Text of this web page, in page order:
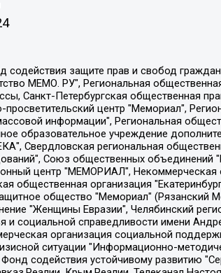
издания https://mnews.world/, Компания "Stichting Bellingcat", зарегистрированная в Нидерландах (дата регистрации 11.07.2018), Захаров Андрей Вячеславович, Клепиковская Екатерина Дмитриевна, Общество с ограниченной ответственностью "МЕМО", Перл Роман Александрович, Симонов Евгений Алексеевич, Соловьева Елена Анатольевна, Сотников Даниил Владимирович, Сурначева Елизавета Дмитриевна, Автономная некоммерческая организация по защите прав человека и информированию населения "Якутия – Наше Мнение", Общество с ограниченной ответственностью "Москоу диджитал медиа", с 26.01.2023 Общество с ограниченной ответственностью "Чайка Белые сады", Ветошкина Валерия Валерьевна, Заговора Максим Александрович, Межрегиональное общественное движение "Российская ЛГБТ - сеть", Оленичев Максим Владимирович, Павлов Иван Юрьевич, Скворцова Елена Сергеевна, Общество с ограниченной ответственностью "Как бы инагент", Кочетков Игорь Викторович, Общество с ограниченной ответственностью "Честные выборы", Еланчик Олег Александрович, Общество с ограниченной ответственностью "Нобелевский призыв", Гималова Регина Эмилевна, Григорьев Андрей Валерьевич, Григорьева Алина Александровна, Ассоциация по содействию защите прав призывников, альтернативнослужащих и военнослужащих "Правозащитная группа "Гражданин.Армия.Право", Хисамова Регина Фаритовна, Автономная некоммерческая организация по реализации социально-правовых программ "Лилит", Дальневосточное общественное движение "Маяк", Санкт-Петербургская ЛГБТ-инициативная группа "Выход", Инициативная группа ЛГБТ+ "Реверс", Алексеев Андрей Викторович, Бекбулатова Таисия Львовна, Беляев Иван Михайлович, Владыкина Елена Сергеевна, Гельман Марат Александрович, Никульшина Вероника Юрьевна, Толоконникова Надежда Андреевна, Шендерович Виктор Анатольевич, Общество с ограниченной ответственностью "Данное сообщение", Общество с ограниченной ответственностью Издательский дом "Новая глава", Айнбиндер Александра Александровна, Московский комьюнити-центр для ЛГБТ+инициатив, Благотворительный фонд развития филантропии, Deutsche Welle (Германия, Kurt-Schumacher-Strasse 3, 53113 Bonn), Борзунова Мария Михайловна, Воробьев Виктор Викторович, Голубева Анна Львовна, Константинова Алла Михайловна, Малкова Ирина Владимировна, Мурадов Мурад Абдулгалимович, Осетинская Елизавета Николаевна, Понасенков Евгений Николаевич, Ганапольский Матвей Юрьевич, Киселев Евгений Алексеевич, Борухович Ирина Григорьевна, Дремин Иван Тимофеевич, Дубровский Дмитрий Викторович, Красноярская региональная